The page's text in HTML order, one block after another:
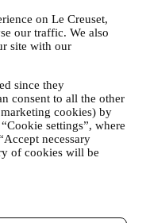
on Le Creuset,
our traffic. We also
site with our
since they
consent to all the other
cookies) by
settings”, where
necessary
of cookies will be
deg når du bruker
opplysninger er
dine blir forklart i punkt
som tilbys gjennom
Hovedgade 12, 2630
fra oss, vil du bli
som forvaltes,
Scandinavia og Le
i EU er Le Creuset